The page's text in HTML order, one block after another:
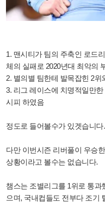
1. 맨시티가 팀의 주축인 로드
체의 실패로 2020년대 최악의
2. 별의별 팀한테 발목잡힌 2
3. 리그 레이스에 치명적일만
시피 하였음
정도로 들어볼수가 있겟습니다.
다만 이번시즌 리버풀이 우승
상황이라고 볼수는 없습니다.
챔스는 조별리그를 1위로 통과
으며, 국내컵들도 전부다 조기